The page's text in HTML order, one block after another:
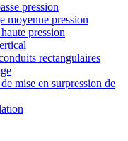
pression
moyenne pression
pression
rectangulaires
mise en surpression de